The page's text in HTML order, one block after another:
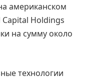
американском
Holdings
на сумму около
технологии